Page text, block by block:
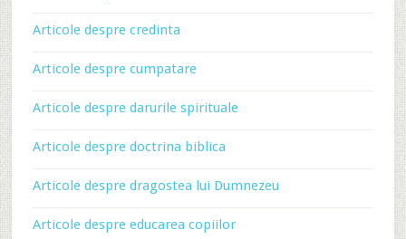
Articole despre credinta
Articole despre cumpatare
Articole despre darurile spirituale
Articole despre doctrina biblica
Articole despre dragostea lui Dumnezeu
Articole despre educarea copiilor